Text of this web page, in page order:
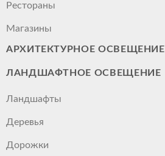
Рестораны
Магазины
АРХИТЕКТУРНОЕ ОСВЕЩЕНИЕ
ЛАНДШАФТНОЕ ОСВЕЩЕНИЕ
Ландшафты
Деревья
Дорожки